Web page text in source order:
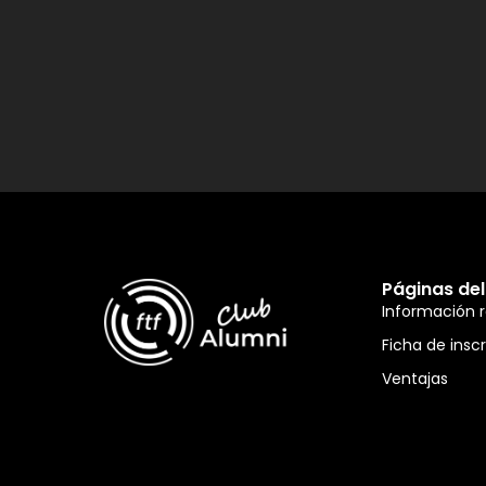
Páginas
Información
Ficha de
Ventajas